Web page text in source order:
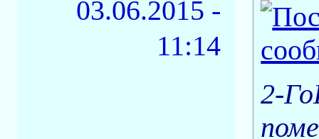
03.06.2015 -
11:14
2-